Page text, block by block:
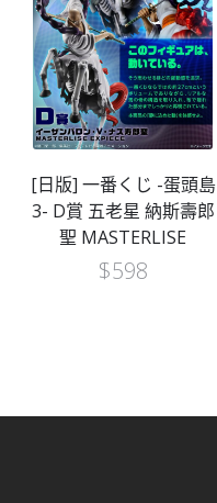
[日版] 一番くじ -蛋頭島
3- D賞 五老星 納斯壽郎
聖 MASTERLISE
$598